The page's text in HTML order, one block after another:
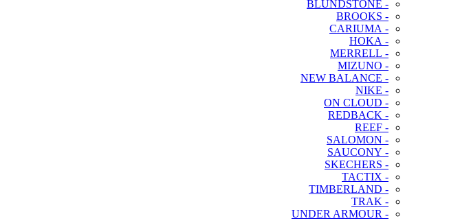
- BLUNDSTONE
- BROOKS
- CARIUMA
- HOKA
- MERRELL
- MIZUNO
- NEW BALANCE
- NIKE
- ON CLOUD
- REDBACK
- REEF
- SALOMON
- SAUCONY
- SKECHERS
- TACTIX
- TIMBERLAND
- TRAK
- UNDER ARMOUR